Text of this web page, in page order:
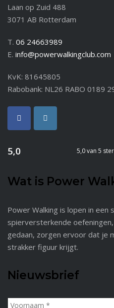
Laan op Zuid 488
3071 AB Rotterdam
T. 06 24663989
E. info@powerwalkingclub.com
KvK: 81645805
Rabobank: NL26 RABO 0189
5,0 5,0 van 5
Wat is Power
Power Walking is lopen in een
spierversterkende
gedaan, zorgen ervoor dat je
strakker figuur krijgt.
Nieuwsbrief